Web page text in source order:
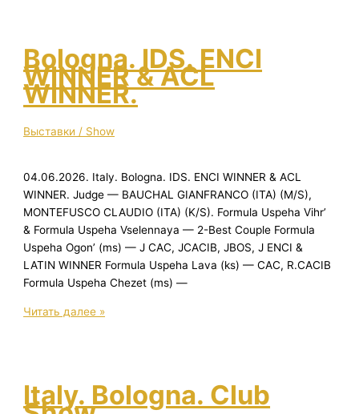
Bologna. IDS. ENCI
WINNER & ACL
WINNER.
Выставки / Show
04.06.2026. Italy. Bologna. IDS. ENCI WINNER & ACL
WINNER. Judge — BAUCHAL GIANFRANCO (ITA) (M/S),
MONTEFUSCO CLAUDIO (ITA) (K/S). Formula Uspeha Vihr’
& Formula Uspeha Vselennaya — 2-Best Couple Formula
Uspeha Ogon’ (ms) — J CAC, JCACIB, JBOS, J ENCI &
LATIN WINNER Formula Uspeha Lava (ks) — CAC, R.CACIB
Formula Uspeha Chezet (ms) —
Bologna.
ACL
Читать далее »
Italy. Bologna. Club